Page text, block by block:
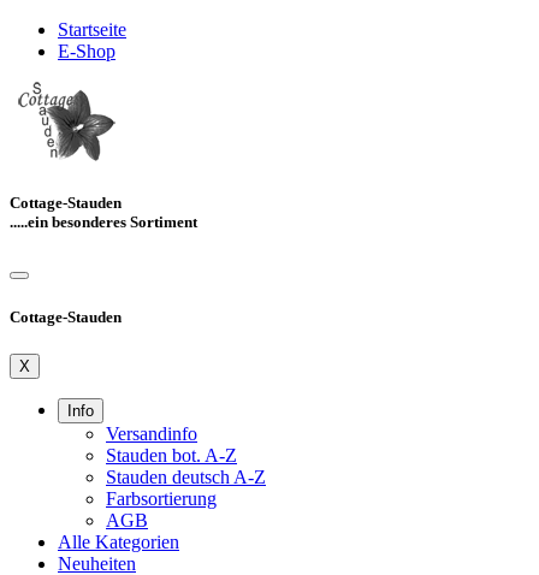
Startseite
E-Shop
Cottage-Stauden
.....ein besonderes Sortiment
Cottage-Stauden
X
Info
Versandinfo
Stauden bot. A-Z
Stauden deutsch A-Z
Farbsortierung
AGB
Alle Kategorien
Neuheiten